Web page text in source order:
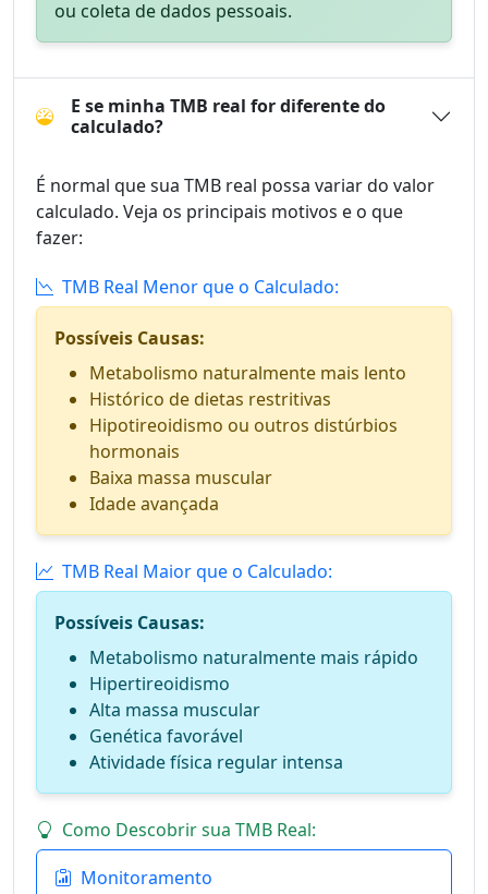
ou coleta de dados pessoais.
E se minha TMB real for diferente do
calculado?
É normal que sua TMB real possa variar do valor
calculado. Veja os principais motivos e o que
fazer:
TMB Real Menor que o Calculado:
Possíveis Causas:
Metabolismo naturalmente mais lento
Histórico de dietas restritivas
Hipotireoidismo ou outros distúrbios
hormonais
Baixa massa muscular
Idade avançada
TMB Real Maior que o Calculado:
Possíveis Causas:
Metabolismo naturalmente mais rápido
Hipertireoidismo
Alta massa muscular
Genética favorável
Atividade física regular intensa
Como Descobrir sua TMB Real:
Monitoramento